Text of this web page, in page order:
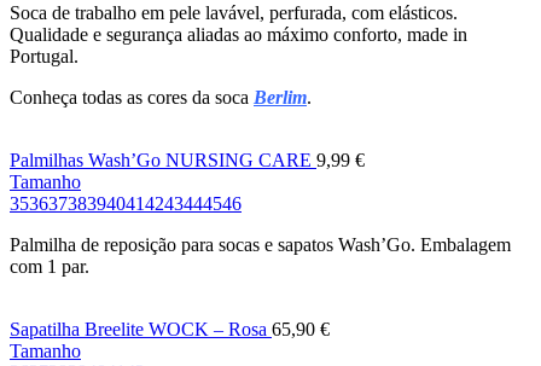
Soca de trabalho em pele lavável, perfurada, com elásticos.
Qualidade e segurança aliadas ao máximo conforto, made in
Portugal.
Conheça todas as cores da soca Berlim.
Palmilhas Wash’Go NURSING CARE 9,99 €
Tamanho
353637383940414243444546
Palmilha de reposição para socas e sapatos Wash’Go. Embalagem
com 1 par.
Sapatilha Breelite WOCK – Rosa 65,90 €
Tamanho